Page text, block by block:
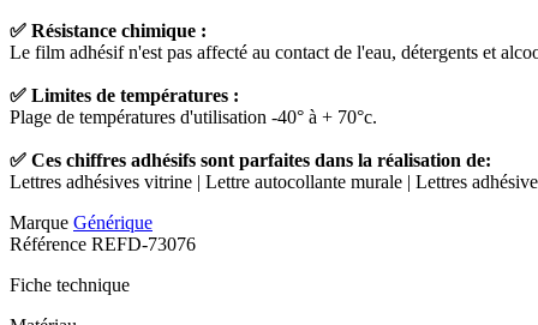
✅ Résistance chimique :
Le film adhésif n'est pas affecté au contact de l'eau, détergents et
✅ Limites de températures :
Plage de températures d'utilisation -40° à + 70°c.
✅ Ces chiffres adhésifs sont parfaites dans la réalisation de:
Lettres adhésives vitrine | Lettre autocollante murale | Lettres
Marque Générique
Référence REFD-73076
Fiche technique